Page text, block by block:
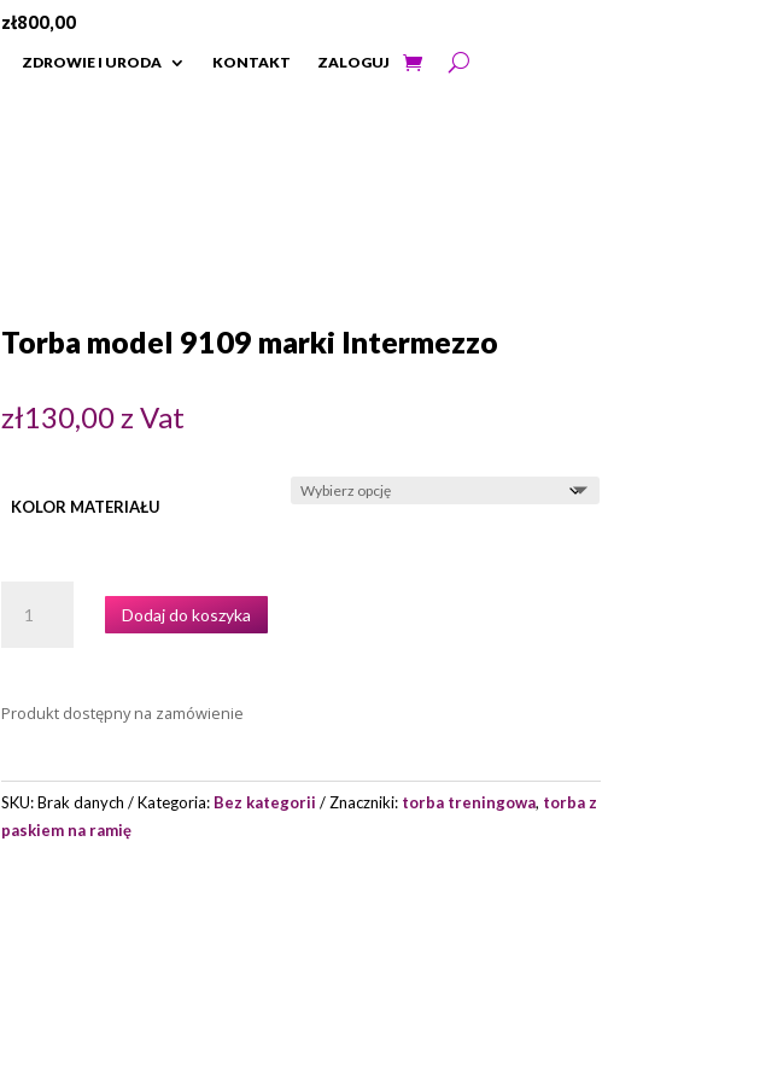
ZDROWIE I URODA KONTAKT ZALOGUJ
Torba model 9109 marki Intermezzo
zł130,00z Vat
KOLOR MATERIAŁU
TORBA
MARKI
Dodaj do koszyka
Produkt dostępny na zamówienie
SKU:Brak danych Kategoria: Bez kategorii Znaczniki: torba treningowa, torba z
paskiem na ramię
zł800,00